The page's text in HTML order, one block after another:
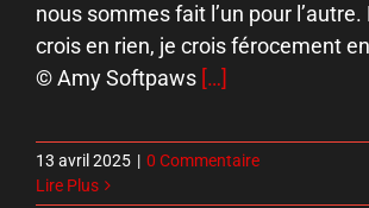
nous sommes fait l’un pour
crois en rien, je crois férocement
© Amy Softpaws […]
13 avril 2025 | 0 Commentaire
Lire Plus